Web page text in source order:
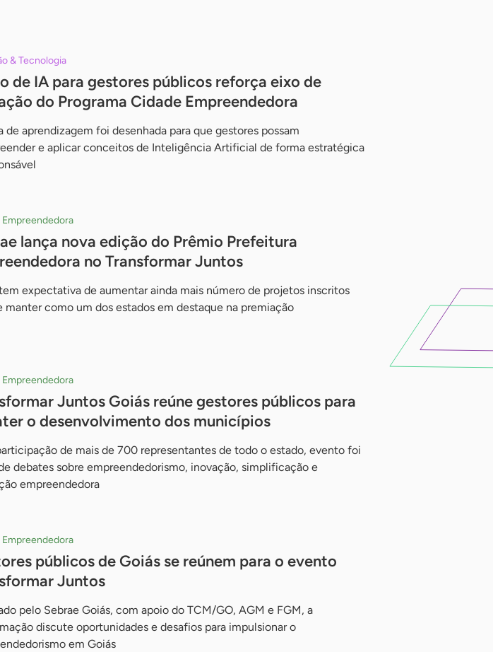
& Tecnologia
de IA para gestores públicos reforça eixo de
do Programa Cidade Empreendedora
de aprendizagem foi desenhada para que gestores possam
e aplicar conceitos de Inteligência Artificial de forma estratégica
lança nova edição do Prêmio Prefeitura
no Transformar Juntos
expectativa de aumentar ainda mais número de projetos inscritos
manter como um dos estados em destaque na premiação
Juntos Goiás reúne gestores públicos para
o desenvolvimento dos municípios
de mais de 700 representantes de todo o estado, evento foi
debates sobre empreendedorismo, inovação, simplificação e
empreendedora
públicos de Goiás se reúnem para o evento
Juntos
pelo Sebrae Goiás, com apoio do TCM/GO, AGM e FGM, a
discute oportunidades e desafios para impulsionar o
em Goiás